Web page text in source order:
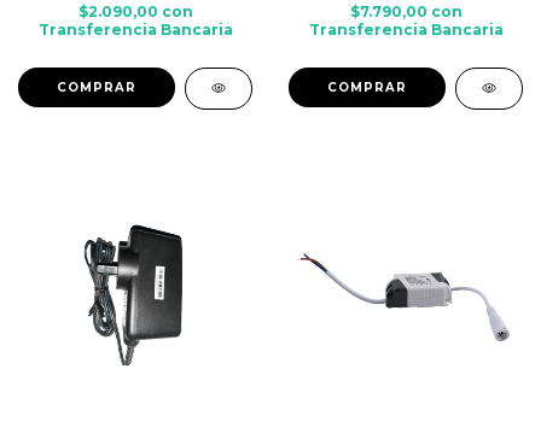
$2.090,00 con
Transferencia Bancaria
$7.790,00 con
Transferencia Bancaria